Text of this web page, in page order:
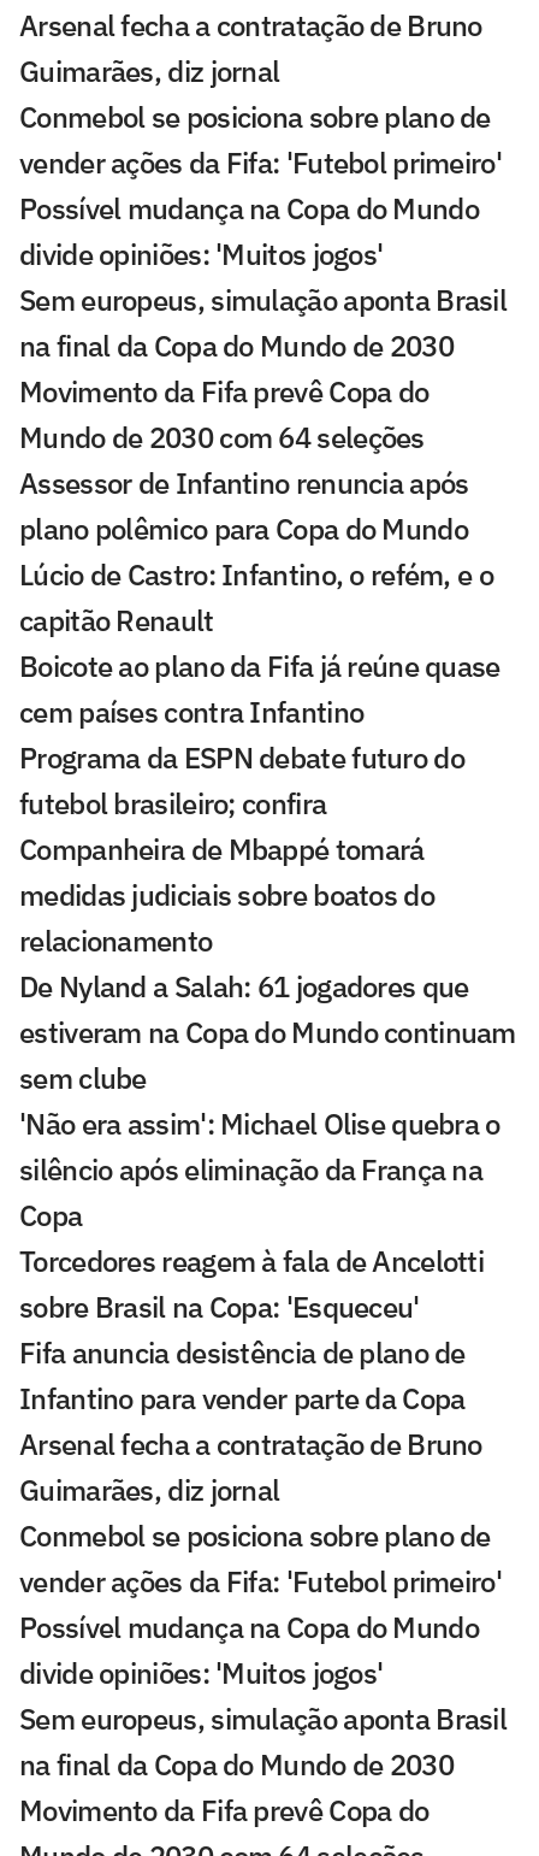
Arsenal fecha a contratação de Bruno
Guimarães, diz jornal
Conmebol se posiciona sobre plano de
vender ações da Fifa: 'Futebol primeiro'
Possível mudança na Copa do Mundo
divide opiniões: 'Muitos jogos'
Sem europeus, simulação aponta Brasil
na final da Copa do Mundo de 2030
Movimento da Fifa prevê Copa do
Mundo de 2030 com 64 seleções
Assessor de Infantino renuncia após
plano polêmico para Copa do Mundo
Lúcio de Castro: Infantino, o refém, e o
capitão Renault
Boicote ao plano da Fifa já reúne quase
cem países contra Infantino
Programa da ESPN debate futuro do
futebol brasileiro; confira
Companheira de Mbappé tomará
medidas judiciais sobre boatos do
relacionamento
De Nyland a Salah: 61 jogadores que
estiveram na Copa do Mundo continuam
sem clube
'Não era assim': Michael Olise quebra o
silêncio após eliminação da França na
Copa
Torcedores reagem à fala de Ancelotti
sobre Brasil na Copa: 'Esqueceu'
Fifa anuncia desistência de plano de
Infantino para vender parte da Copa
Arsenal fecha a contratação de Bruno
Guimarães, diz jornal
Conmebol se posiciona sobre plano de
vender ações da Fifa: 'Futebol primeiro'
Possível mudança na Copa do Mundo
divide opiniões: 'Muitos jogos'
Sem europeus, simulação aponta Brasil
na final da Copa do Mundo de 2030
Movimento da Fifa prevê Copa do